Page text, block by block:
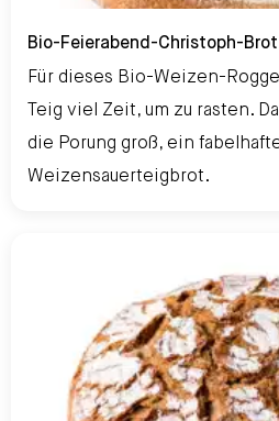
Bio-Feierabend-Christoph-Brot
Für dieses Bio-Weizen-
Teig viel Zeit, um zu rasten.
die Porung groß, ein
Weizensauerteigbrot.